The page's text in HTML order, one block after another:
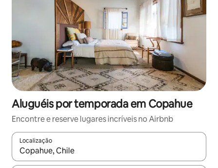
Aluguéis por temporada em Copahue
Encontre e reserve lugares incríveis no Airbnb
Localização
Quando os resultados estiverem disponíveis, explore-os